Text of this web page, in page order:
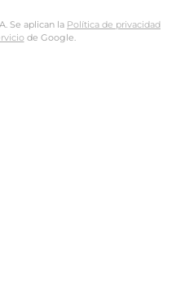
Se aplican la Política de privacidad
de Google.